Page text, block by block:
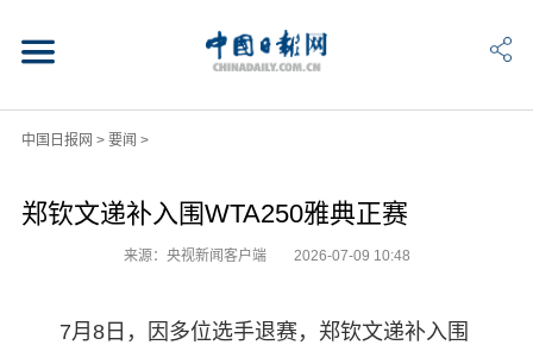
中国日报网 > 要闻 >
郑钦文递补入围WTA250雅典正赛
来源：央视新闻客户端 2026-07-09 10:48
7月8日，因多位选手退赛，郑钦文递补入围